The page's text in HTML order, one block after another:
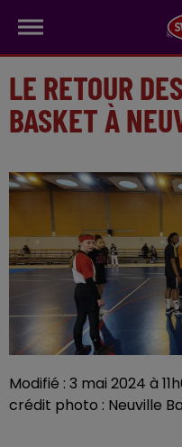
LE RETOUR
BASKET À
Modifié : 3 mai 2024 à
crédit photo : Neuville